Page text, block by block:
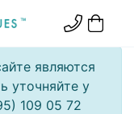
являются
уточняйте у
109 05 72